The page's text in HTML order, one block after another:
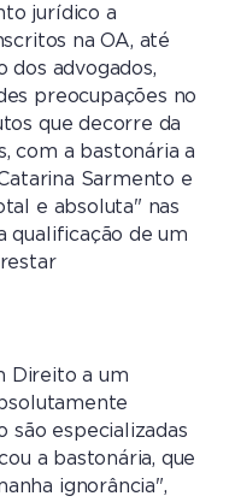
jurídico a
na OA, até
dos advogados,
preocupações no
que decorre da
com a bastonária a
Sarmento e
e absoluta" nas
qualificação de um
Direito a um
são especializadas
a bastonária, que
ignorância",